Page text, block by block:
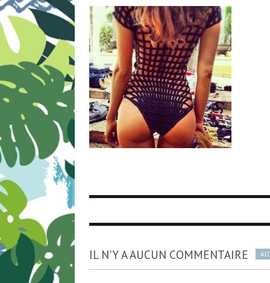
IL N'Y A AUCUN COMMENTAIRE